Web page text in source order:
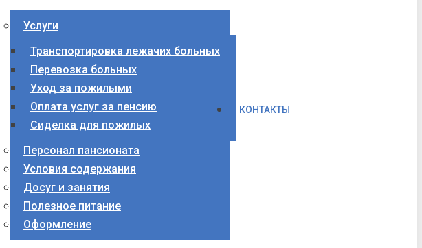
Услуги
Транспортировка лежачих больных
Перевозка больных
Уход за пожилыми
Оплата услуг за пенсию
Сиделка для пожилых
Персонал пансионата
Условия содержания
Досуг и занятия
Полезное питание
Оформление
КОНТАКТЫ